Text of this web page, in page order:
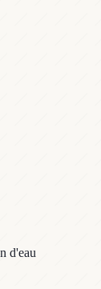
d'eau